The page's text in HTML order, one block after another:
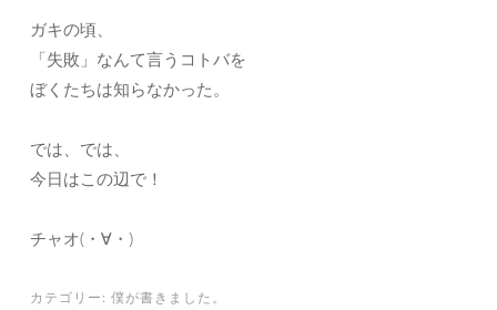
ガキの頃、
「失敗」なんて言うコトバを
ぼくたちは知らなかった。
では、では、
今日はこの辺で！
チャオ(・∀・)
カテゴリー: 僕が書きました。